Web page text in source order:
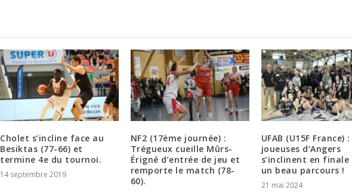
Cholet s’incline face au
Besiktas (77-66) et
termine 4e du tournoi.
14 septembre 2019
NF2 (17ème journée) :
Trégueux cueille Mûrs-
Érigné d’entrée de jeu et
remporte le match (78-
60).
UFAB (U15F France)
joueuses d’Angers
s’inclinent en finale
un beau parcours !
21 mai 2024